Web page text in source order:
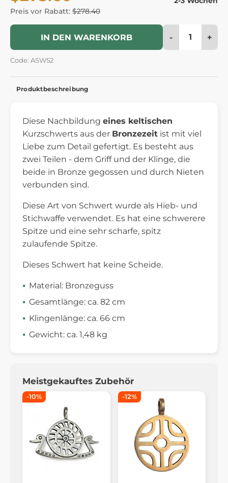
Preis vor Rabatt: $278.40
IN DEN WARENKORB - +
Code: ASW52
Produktbeschreibung
Diese Nachbildung eines keltischen
Kurzschwerts aus der Bronzezeit ist mit viel
Liebe zum Detail gefertigt. Es besteht aus
zwei Teilen - dem Griff und der Klinge, die
beide in Bronze gegossen und durch Nieten
verbunden sind.
Diese Art von Schwert wurde als Hieb- und
Stichwaffe verwendet. Es hat eine schwerere
Spitze und eine sehr scharfe, spitz
zulaufende Spitze.
Dieses Schwert hat keine Scheide.
Material: Bronzeguss
Gesamtlänge: ca. 82 cm
Klingenlänge: ca. 66 cm
Gewicht: ca. 1,48 kg
Meistgekauftes Zubehör
-10% -12%